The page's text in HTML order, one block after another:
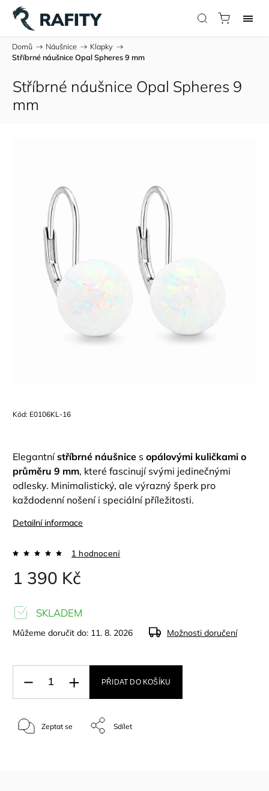
Domů / Náušnice / Klapky /
Stříbrné náušnice Opal Spheres 9 mm
Stříbrné náušnice Opal Spheres 9
mm
Kód: E0106KL-16
Elegantnístříbrné náušnice s opálovými kuličkami o
průměru 9 mm, které fascinují svými jedinečnými
odlesky. Minimalistický, ale výrazný šperk pro
každodenní nošení i speciální příležitosti.
Detailní informace
1 hodnocení
1 390 Kč
SKLADEM
Můžeme doručit do: 11. 8. 2026 Možnosti doručení
PŘIDAT DO KOŠÍKU
Zeptat se Sdílet